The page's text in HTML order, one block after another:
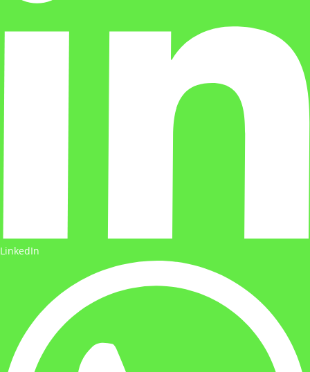
LinkedIn